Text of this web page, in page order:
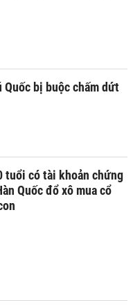
Quốc bị buộc chấm dứt
tuổi có tài khoản chứng
Quốc đổ xô mua cổ